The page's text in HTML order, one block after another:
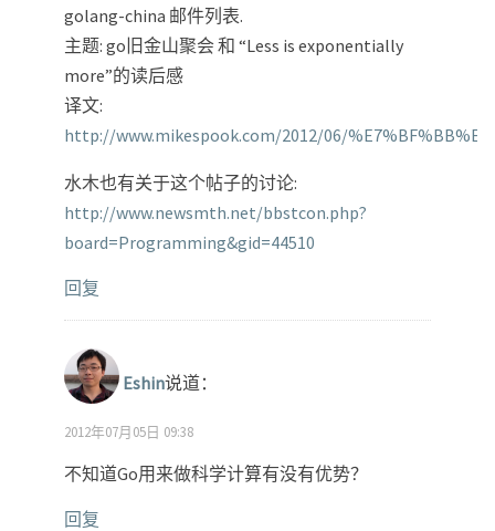
golang-china 邮件列表.
主题: go旧金山聚会 和 “Less is exponentially
more”的读后感
译文:
http://www.mikespook.com/2012/06/
水木也有关于这个帖子的讨论:
http://www.newsmth.net/bbstcon.php?
board=Programming&gid=44510
回复
Eshin说道：
2012年07月05日 09:38
不知道Go用来做科学计算有没有优势？
回复